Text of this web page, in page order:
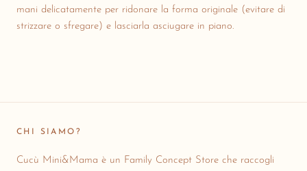
mani delicatamente per ridonare la forma originale (evitare di
strizzare o sfregare) e lasciarla asciugare in piano.
CHI SIAMO?
Cucù Mini&Mama è un Family Concept Store che raccogli